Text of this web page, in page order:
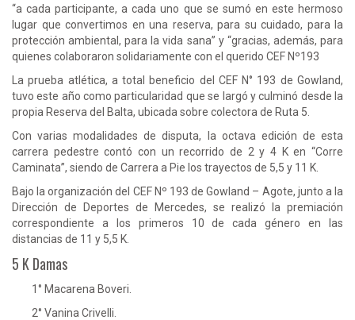
“a cada participante, a cada uno que se sumó en este hermoso
lugar que convertimos en una reserva, para su cuidado, para la
protección ambiental, para la vida sana” y “gracias, además, para
quienes colaboraron solidariamente con el querido CEF Nº193
La prueba atlética, a total beneficio del CEF N° 193 de Gowland,
tuvo este año como particularidad que se largó y culminó desde la
propia Reserva del Balta, ubicada sobre colectora de Ruta 5.
Con varias modalidades de disputa, la octava edición de esta
carrera pedestre contó con un recorrido de 2 y 4 K en “Corre
Caminata”, siendo de Carrera a Pie los trayectos de 5,5 y 11 K.
Bajo la organización del CEF Nº 193 de Gowland – Agote, junto a la
Dirección de Deportes de Mercedes, se realizó la premiación
correspondiente a los primeros 10 de cada género en las
distancias de 11 y 5,5 K.
5 K Damas
1° Macarena Boveri.
2° Vanina Crivelli.